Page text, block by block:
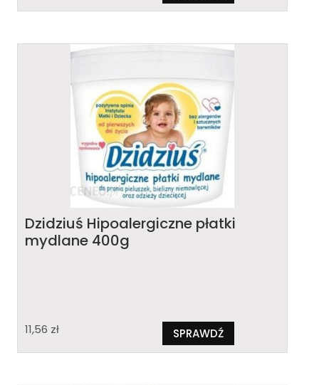
Dzidziuś Hipoalergiczne płatki
mydlane 400g
11,56 zł SPRAWDŹ